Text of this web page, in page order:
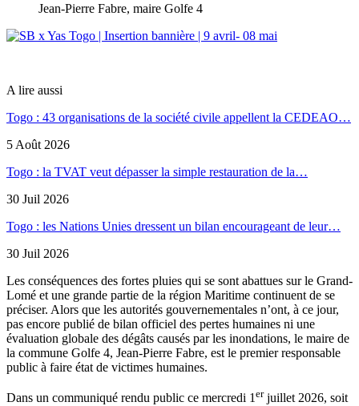
Jean-Pierre Fabre, maire Golfe 4
A lire aussi
Togo : 43 organisations de la société civile appellent la CEDEAO…
5 Août 2026
Togo : la TVAT veut dépasser la simple restauration de la…
30 Juil 2026
Togo : les Nations Unies dressent un bilan encourageant de leur…
30 Juil 2026
Les conséquences des fortes pluies qui se sont abattues sur le Grand-
Lomé et une grande partie de la région Maritime continuent de se
préciser. Alors que les autorités gouvernementales n’ont, à ce jour,
pas encore publié de bilan officiel des pertes humaines ni une
évaluation globale des dégâts causés par les inondations, le maire de
la commune Golfe 4, Jean-Pierre Fabre, est le premier responsable
public à faire état de victimes humaines.
Dans un communiqué rendu public ce mercredi 1 erjuillet 2026, soit